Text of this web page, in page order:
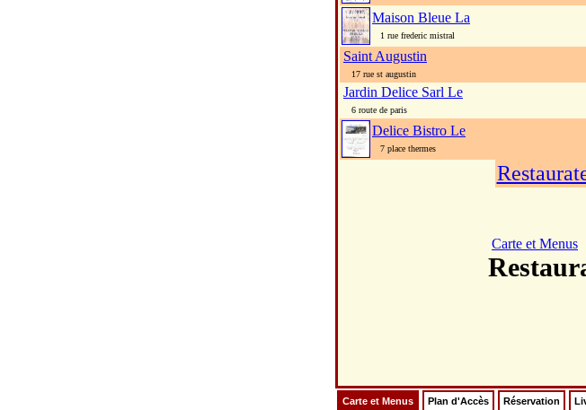
Maison Bleue La
1 rue frederic mistral
Saint Augustin
17 rue st augustin
Jardin Delice Sarl Le
6 route de paris
Delice Bistro Le
7 place thermes
Carte et Menus
Carte et Menus Plan d'Accès Réservation